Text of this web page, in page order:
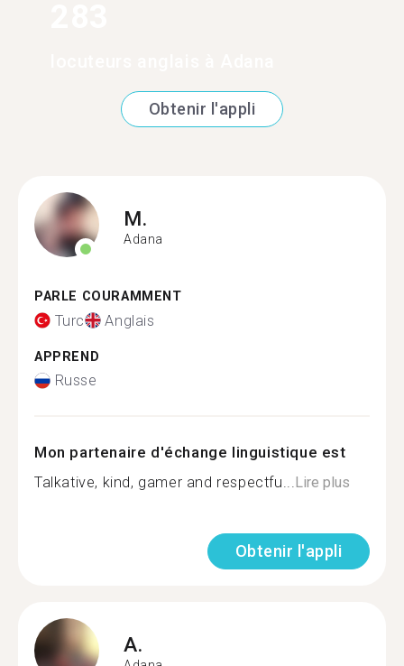
Obtenir l'appli
M.
Adana
PARLE COURAMMENT
Turc Anglais
APPREND
Russe
Mon partenaire d'échange linguistique est
Talkative, kind, gamer and respectfu...Lire plus
Obtenir l'appli
A.